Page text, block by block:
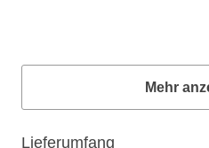
Lieferumfang
Mehr